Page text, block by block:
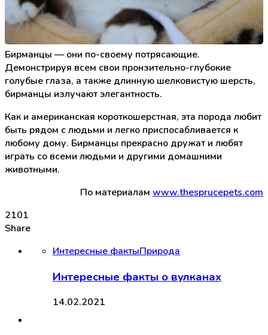
Бирманцы — они по-своему потрясающие.
Демонстрируя всем свои пронзительно-глубокие
голубые глаза, а также длинную шелковистую шерсть,
бирманцы излучают элегантность.
Как и американская короткошерстная, эта порода любит
быть рядом с людьми и легко приспосабливается к
любому дому. Бирманцы прекрасно дружат и любят
играть со всеми людьми и другими домашними
животными.
По материалам www.thesprucepets.com
2101
Share
Интересные фактыПрирода
Интересные факты о вулканах
14.02.2021